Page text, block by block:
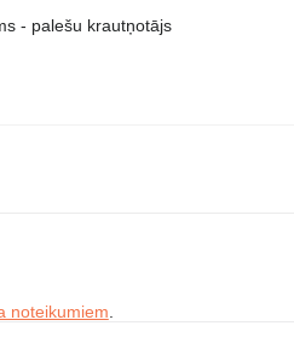
- palešu krautņotājs
noteikumiem